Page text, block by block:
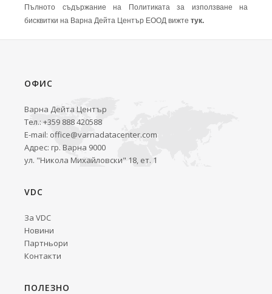
Пълното съдържание на Политиката за използване на
бисквитки на Варна Дейта Център ЕООД вижте тук.
ОФИС
Варна Дейта Център
Тел.: +359 888 420588
E-mail: office@varnadatacenter.com
Адрес: гр. Варна 9000
ул. "Никола Михайловски" 18, ет. 1
VDC
За VDC
Новини
Партньори
Контакти
ПОЛЕЗНО